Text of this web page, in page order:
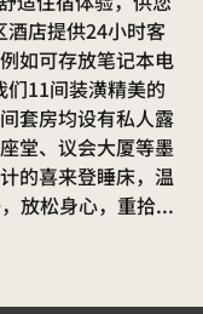
酒店提供24小时客
如可存放笔记本电
11间装潢精美的
套房均设有私人露
堂、议会大厦等墨
的喜来登睡床，温
放松身心，重拾...